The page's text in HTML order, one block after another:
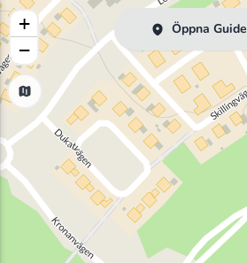
Öppna Guide
+
−